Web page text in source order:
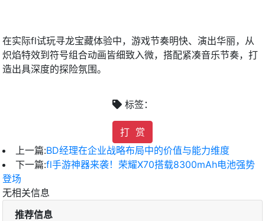
在实际fl试玩寻龙宝藏体验中，游戏节奏明快、演出华丽，从
炽焰特效到符号组合动画皆细致入微，搭配紧凑音乐节奏，打
造出具深度的探险氛围。
标签：
打 赏
上一篇:BD经理在企业战略布局中的价值与能力维度
下一篇:fl手游神器来袭！荣耀X70搭载8300mAh电池强势
登场
无相关信息
推荐信息